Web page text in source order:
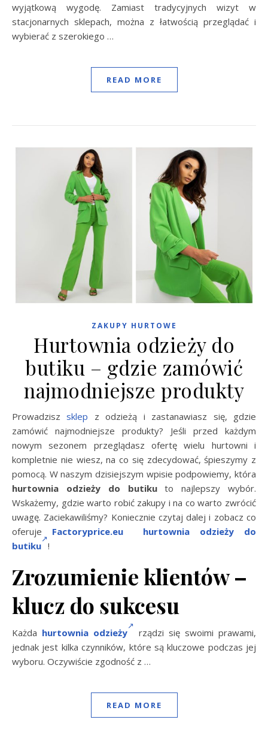
wyjątkową wygodę. Zamiast tradycyjnych wizyt w
stacjonarnych sklepach, można z łatwością przeglądać i
wybierać z szerokiego …
READ MORE
ZAKUPY HURTOWE
Hurtownia odzieży do
butiku – gdzie zamówić
najmodniejsze produkty
Prowadziszsklep z odzieżą i zastanawiasz się, gdzie
zamówić najmodniejsze produkty? Jeśli przed każdym
nowym sezonem przeglądasz ofertę wielu hurtowni i
kompletnie nie wiesz, na co się zdecydować, śpieszymy z
pomocą. W naszym dzisiejszym wpisie podpowiemy, która
hurtownia odzieży do butikuto najlepszy wybór.
Wskażemy, gdzie warto robić zakupy i na co warto zwrócić
uwagę. Zaciekawiliśmy? Koniecznie czytaj dalej i zobacz co
oferuje Factoryprice.eu hurtownia odzieży do
butiku !
Zrozumienie klientów –
klucz do sukcesu
Każda hurtownia odzieży
rządzi się swoimi prawami,
jednak jest kilka czynników, które są kluczowe podczas jej
wyboru. Oczywiście zgodność z …
READ MORE